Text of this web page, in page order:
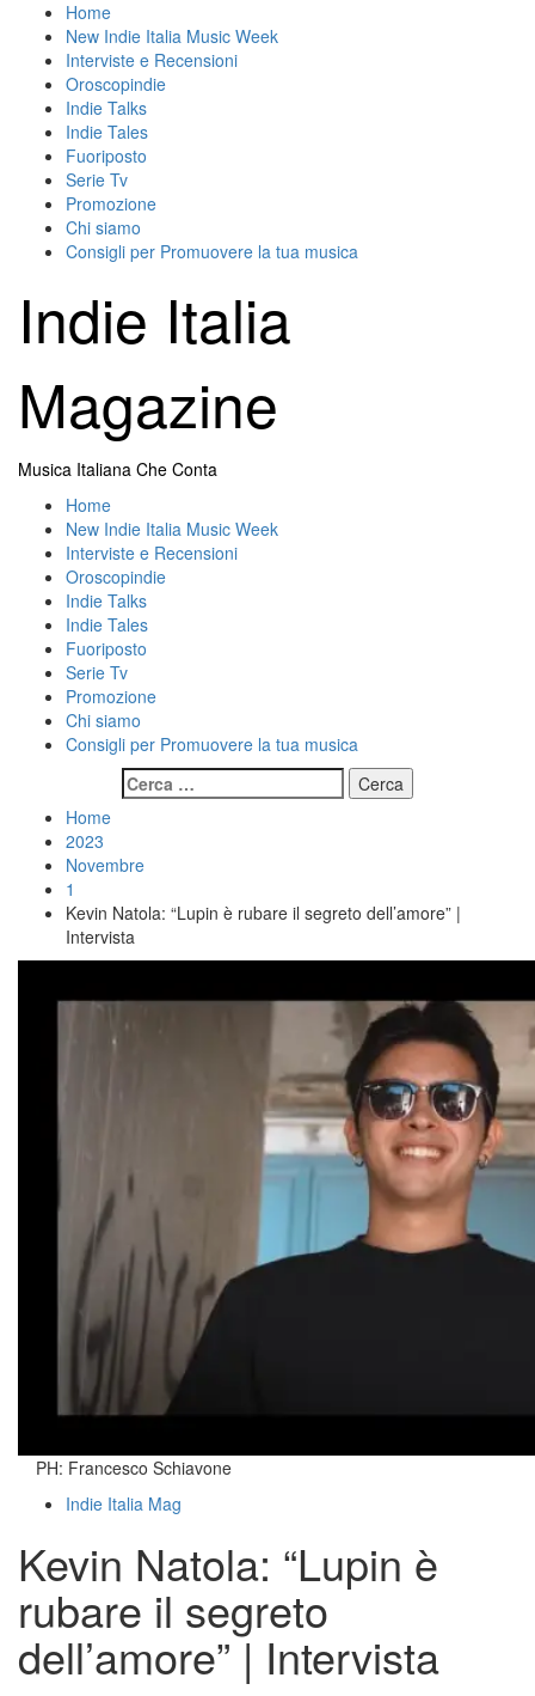
content
Home
New Indie Italia Music Week
Interviste e Recensioni
Oroscopindie
Indie Talks
Indie Tales
Fuoriposto
Serie Tv
Promozione
Chi siamo
Consigli per Promuovere la tua musica
Indie Italia
Magazine
Musica Italiana Che Conta
Primary
Menu
Home
New Indie Italia Music Week
Interviste e Recensioni
Oroscopindie
Indie Talks
Indie Tales
Fuoriposto
Serie Tv
Promozione
Chi siamo
Consigli per Promuovere la tua musica
Ricerca
per:
Home
2023
Novembre
1
Kevin Natola: “Lupin è rubare il segreto dell’amore” |
Intervista
PH: Francesco Schiavone
Indie Italia Mag
Kevin Natola: “Lupin è
rubare il segreto
dell’amore” | Intervista